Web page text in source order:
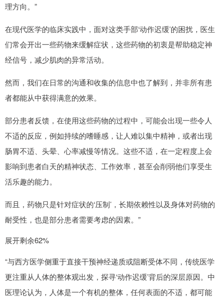
理方向。”
在现代医学的临床实践中，面对这类手部‘动作迟缓’的困扰，医生
们常会开出一些药物来缓解症状，这些药物的初衷是帮助稳定神
经信号，减少肌肉的异常活动。
然而，我们在日常的沟通和收集的信息中也了解到，并非所有患
者都能从中获得满意的效果。
部分患者反馈，在使用这些药物的过程中，可能会出现一些令人
不适的反应，例如持续的嗜睡感，让人难以集中精神，或者出现
肠胃不适、头晕、心率减慢等情况。这些不适，在一定程度上会
影响到患者白天的精神状态、工作效率，甚至会削弱他们享受生
活乐趣的能力。
而且，药物只是针对症状的‘压制’，长期依赖性以及身体对药物的
耐受性，也是部分患者需要考虑的因素。”
展开剩余62%
“与西方医学侧重于直接干预神经递质或阻断受体不同，传统医学
更注重从人体的整体观出发，探寻‘动作迟缓’背后的深层原因。中
医理论认为，人体是一个有机的整体，任何表面的不适，都可能